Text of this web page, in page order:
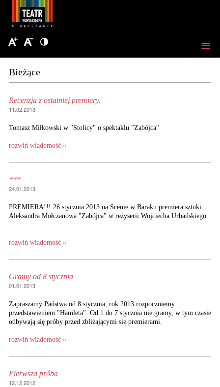
Bieżące
Recenzja z ostatniej premiery.
11.02.2013
Tomasz Miłkowski w "Stolicy" o spektaklu "Zabójca"
rozwiń wiadomość »
***
24.01.2013
PREMIERA!!! 26 stycznia 2013 na Scenie w Baraku premiera sztuki
Aleksandra Mołczanowa "Zabójca" w reżyserii Wojciecha Urbańskiego.
rozwiń wiadomość »
Gramy od 8 stycznia
01.01.2013
Zapraszamy Państwa od 8 stycznia, rok 2013 rozpoczniemy
przedstawieniem "Hamleta". Od 1 do 7 stycznia nie gramy, w tym czasie
odbywają się próby przed zbliżającymi się premierami.
rozwiń wiadomość »
Pierwsza próba
12.12.2012